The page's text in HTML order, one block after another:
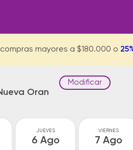
mayores a $180.000 o
Oran
Modificar
JUEVES
6 Ago
VIERNES
7 Ago